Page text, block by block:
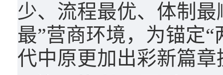
少、流程最优、体制
最”营商环境，为锚定
代中原更加出彩新篇